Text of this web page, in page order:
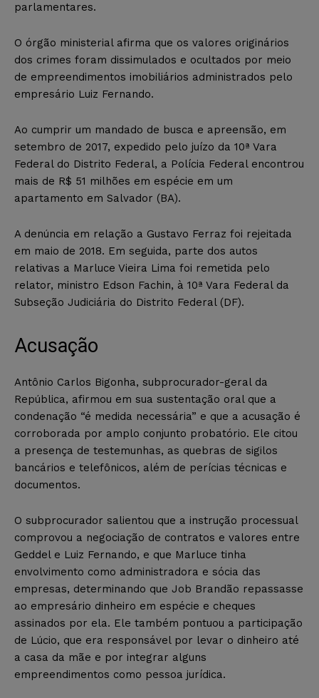
parlamentares.
O órgão ministerial afirma que os valores originários
dos crimes foram dissimulados e ocultados por meio
de empreendimentos imobiliários administrados pelo
empresário Luiz Fernando.
Ao cumprir um mandado de busca e apreensão, em
setembro de 2017, expedido pelo juízo da 10ª Vara
Federal do Distrito Federal, a Polícia Federal encontrou
mais de R$ 51 milhões em espécie em um
apartamento em Salvador (BA).
A denúncia em relação a Gustavo Ferraz foi rejeitada
em maio de 2018. Em seguida, parte dos autos
relativas a Marluce Vieira Lima foi remetida pelo
relator, ministro Edson Fachin, à 10ª Vara Federal da
Subseção Judiciária do Distrito Federal (DF).
Acusação
Antônio Carlos Bigonha, subprocurador-geral da
República, afirmou em sua sustentação oral que a
condenação “é medida necessária” e que a acusação é
corroborada por amplo conjunto probatório. Ele citou
a presença de testemunhas, as quebras de sigilos
bancários e telefônicos, além de perícias técnicas e
documentos.
O subprocurador salientou que a instrução processual
comprovou a negociação de contratos e valores entre
Geddel e Luiz Fernando, e que Marluce tinha
envolvimento como administradora e sócia das
empresas, determinando que Job Brandão repassasse
ao empresário dinheiro em espécie e cheques
assinados por ela. Ele também pontuou a participação
de Lúcio, que era responsável por levar o dinheiro até
a casa da mãe e por integrar alguns
empreendimentos como pessoa jurídica.